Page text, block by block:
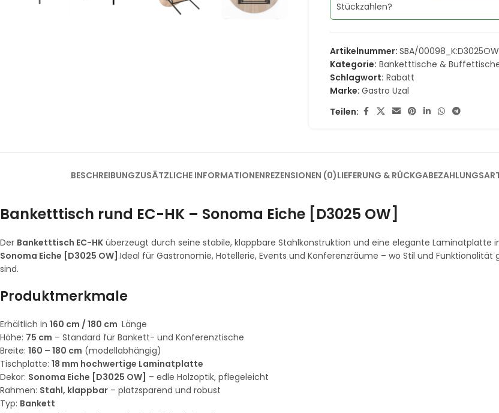
Stückzahlen?
Artikelnummer:SBA/00098_K:D3025OW
Kategorie: Banketttische &
Schlagwort: Rabatt
Marke:Gastro Uzal
Teilen:
BESCHREIBUNGZUSÄTZLICHE INFORMATIONENREZENSIONEN (0)LIEFERUNG & RÜCKGABE
Banketttisch rund EC-HK – Sonoma Eiche [D3025 OW]
Der Banketttisch EC-HK überzeugt durch seine stabile, klappbare Stahlkonstruktion und eine elegante Laminatplatte
Sonoma Eiche [D3025 OW] .Ideal für Gastronomie, Hotellerie, Events und Konferenzräume – wo Stil und
sind.
Produktmerkmale
Erhältlich in 160 cm / 180 cm Länge
Höhe: 75 cm – Standard für Bankett- und Konferenztische
Breite: 160 – 180 cm (modellabhängig)
Tischplatte: 18 mm hochwertige Laminatplatte
Dekor: Sonoma Eiche [D3025 OW] – edle Holzoptik, pflegeleicht
Rahmen: Stahl, klappbar – platzsparend und robust
Typ: Bankett